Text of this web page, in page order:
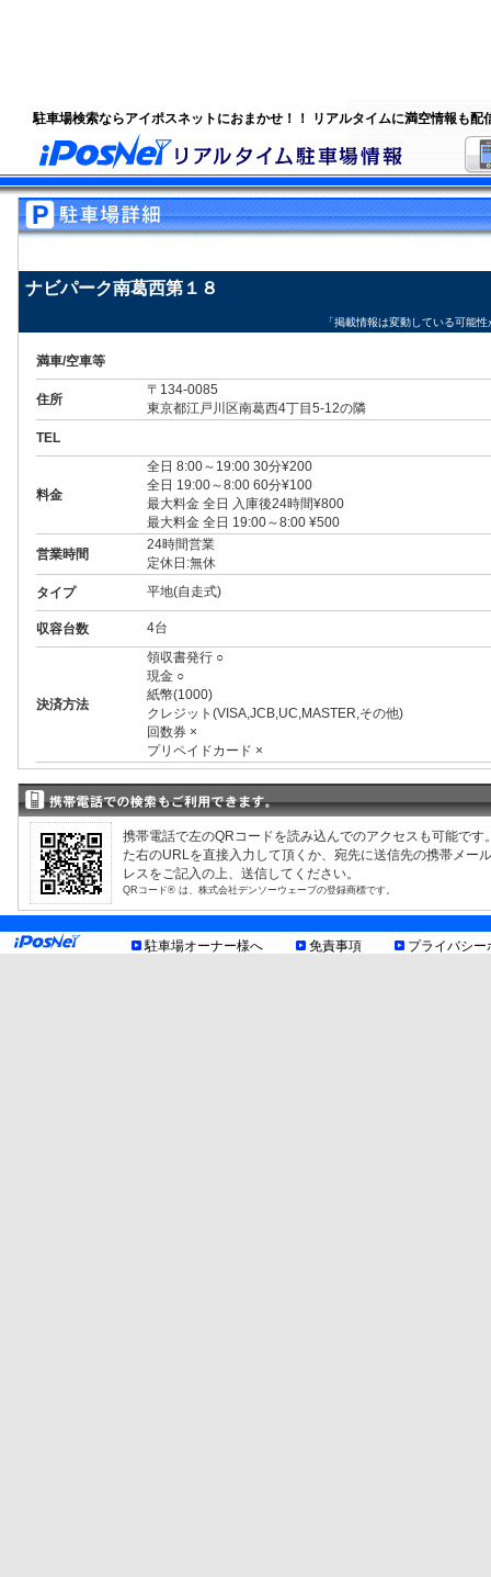
駐車場検索ならアイポスネットにおまかせ！！ リアルタイムに満空情報も配
ナビパーク南葛西第１８
「掲載情報は変動している可能
満車/空車等
住所
〒134-0085
東京都江戸川区南葛西4丁目5-12の隣
TEL
料金
全日 8:00～19:00 30分¥200
全日 19:00～8:00 60分¥100
最大料金 全日 入庫後24時間¥800
最大料金 全日 19:00～8:00 ¥500
営業時間
24時間営業
定休日:無休
タイプ
平地(自走式)
収容台数 4台
決済方法
領収書発行 ○
現金 ○
紙幣(1000)
クレジット(VISA,JCB,UC,MASTER,その他)
回数券 ×
プリペイドカード ×
制限事項
3ナンバー ○
RV ○
1BOX ○
高 2.10m まで
幅 1.90m まで
長 5.00m まで
重量 2.50t まで
車底15cm以上
お知らせ
携帯電話で左のQRコードを読み込んでのアクセスも可能です
た右のURLを直接入力して頂くか、宛先に送信先の携帯メー
レスをご記入の上、送信してください。
QRコード® は、株式会社デンソーウェーブの登録商標です。
駐車場オーナー様へ 免責事項 プライバシー